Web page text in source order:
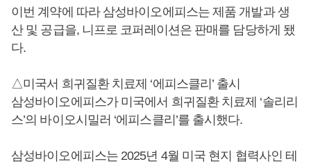
이번 계약에 따라 삼성바이오에피스는 제품 개발과 생
산 및 공급을, 니프로 코퍼레이션은 판매를 담당하게 됐
다.
△미국서 희귀질환 치료제 ‘에피스클리’ 출시
삼성바이오에피스가 미국에서 희귀질환 치료제 ‘솔리리
스’의 바이오시밀러 ‘에피스클리’를 출시했다.
삼성바이오에피스는 2025년 4월 미국 현지 협력사인 테